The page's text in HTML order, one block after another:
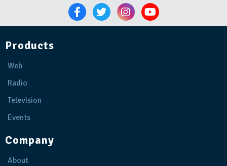
Products
Web
Radio
Television
Events
Company
About